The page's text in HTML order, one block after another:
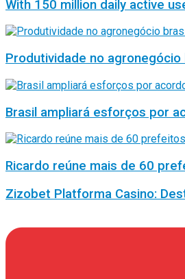
With 150 million daily active
Produtividade no
Brasil ampliará esforços por
Ricardo reúne mais de 60
Zizobet Platforma Casino: